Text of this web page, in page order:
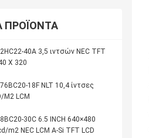
ΠΡΟΪΌΝΤΑ
40A 3,5 ιντσών NEC TFT
X 320
18F NLT 10,4 ίντσες
M2 LCM
30C 6.5 INCH 640×480
m2 NEC LCM A-Si TFT LCD